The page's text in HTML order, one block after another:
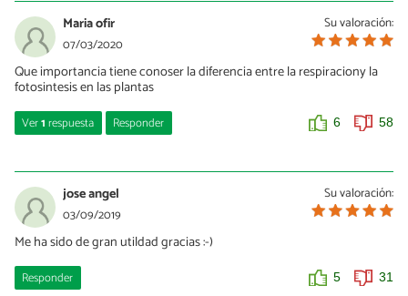
Su valoración:
Maria ofir
07/03/2020
Que importancia tiene conoser la diferencia entre la respiraciony la
fotosintesis en las plantas
Ver1respuesta Responder 6 58
24/08/2023
Eso etas mal
Su valoración:
jose angel
03/09/2019
Me ha sido de gran utildad gracias :-)
Responder 5 31